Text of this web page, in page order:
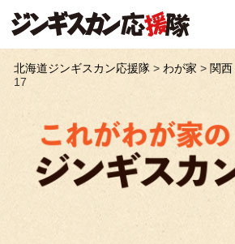
北海道ジンギスカン応援隊> わが家 > 関西
17